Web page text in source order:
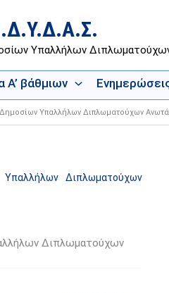
Υπαλλήλων
Α’ βάθμιων
Υπαλλήλων Διπλωματούχων
Διπλωματούχων
Διπλωματούχων